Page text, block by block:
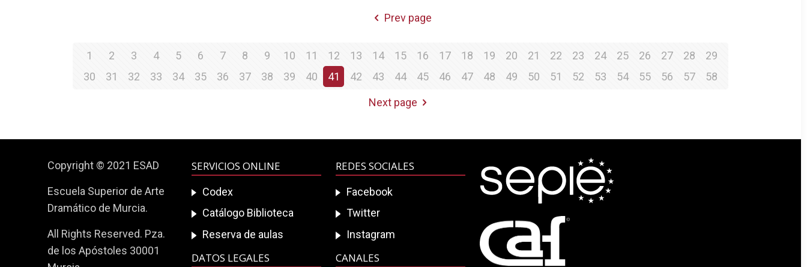
Prev page
1 2 3 4 5 6 7 8 9 10 11 12 13 14 15 16 17 18 19 20 21 22 23 24 25 26 27 28
29
30
31 32 33 34 35 36 37 38 39 40 41 42 43 44 45 46 47 48 49 50 51 52 53 54 55 56 57 58
Next page
Copyright © 2021 ESAD
Escuela Superior de Arte
Dramático de Murcia.
All Rights Reserved. Pza.
de los Apóstoles 30001
SERVICIOS ONLINE
Codex
Catálogo Biblioteca
Reserva de aulas
DATOS LEGALES
REDES SOCIALES
Facebook
Twitter
Instagram
CANALES